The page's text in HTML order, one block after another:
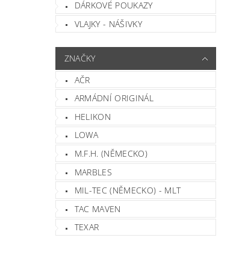
DÁRKOVÉ POUKAZY
VLAJKY - NÁŠIVKY
ZNAČKY
AČR
ARMÁDNÍ ORIGINÁL
HELIKON
LOWA
M.F.H. (NĚMECKO)
MARBLES
MIL-TEC (NĚMECKO) - MLT
TAC MAVEN
TEXAR